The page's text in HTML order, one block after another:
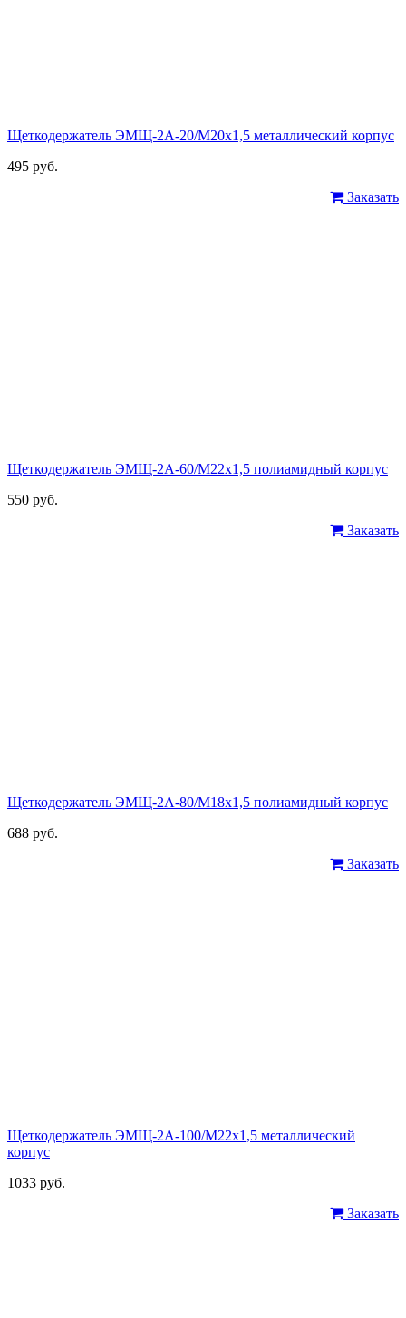
Щеткодержатель ЭМЩ-2А-20/М20х1,5 металлический корпус
495 руб.
Заказать
Щеткодержатель ЭМЩ-2А-60/М22х1,5 полиамидный корпус
550 руб.
Заказать
Щеткодержатель ЭМЩ-2А-80/М18х1,5 полиамидный корпус
688 руб.
Заказать
Щеткодержатель ЭМЩ-2А-100/М22х1,5 металлический
корпус
1033 руб.
Заказать